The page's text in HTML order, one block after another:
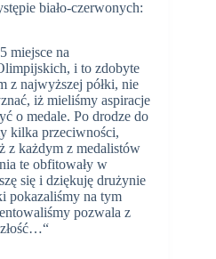
biało-czerwonych:
miejsce na
i to zdobyte
z najwyższej półki, nie
iż mieliśmy aspiracje
o medale. Po drodze do
kilka przeciwności,
z każdym z medalistów
te obfitowały w
się i dziękuję drużynie
pokazaliśmy na tym
pozwala z